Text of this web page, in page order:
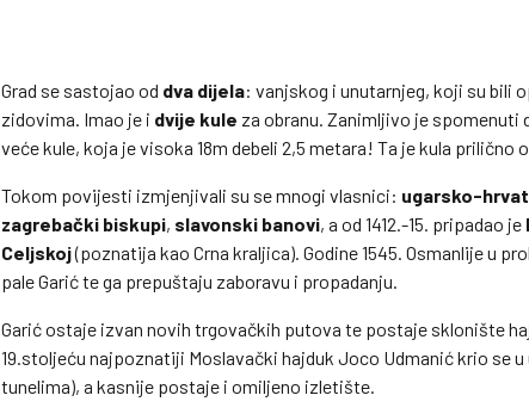
Grad se sastojao od dva dijela: vanjskog i unutarnjeg, koji su bili
zidovima. Imao je i dvije kule za obranu. Zanimljivo je spomenuti
veće kule, koja je visoka 18m debeli 2,5 metara! Ta je kula prilično
Tokom povijesti izmjenjivali su se mnogi vlasnici: ugarsko-
zagrebački biskupi, slavonski banovi, a od 1412.-15. pripadao je
Celjskoj(poznatija kao Crna kraljica). Godine 1545. Osmanlije u
pale Garić te ga prepuštaju zaboravu i propadanju.
Garić ostaje izvan novih trgovačkih putova te postaje sklonište
19.stoljeću najpoznatiji Moslavački hajduk Joco Udmanić krio se
tunelima), a kasnije postaje i omiljeno izletište.